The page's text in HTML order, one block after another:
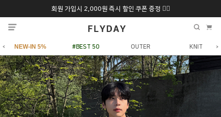
회원 가입시 2,000원 즉시 할인 쿠폰 증정 ❤️‍🔥
추석 특별 할인 10~20% 9/6 화 ~ 9/12월
NEW-IN 5% #BEST 50 OUTER KNIT